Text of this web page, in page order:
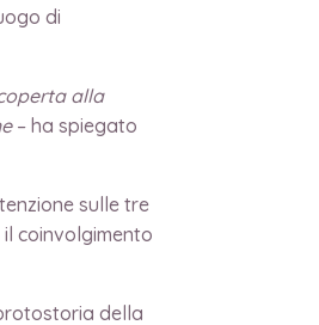
di
alla
– ha spiegato
sulle tre
coinvolgimento
della